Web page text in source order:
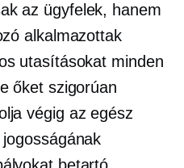
az ügyfelek, hanem
alkalmazottak
utasításokat minden
őket szigorúan
végig az egész